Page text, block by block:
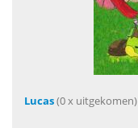
Lucas(0 x uitgekomen)